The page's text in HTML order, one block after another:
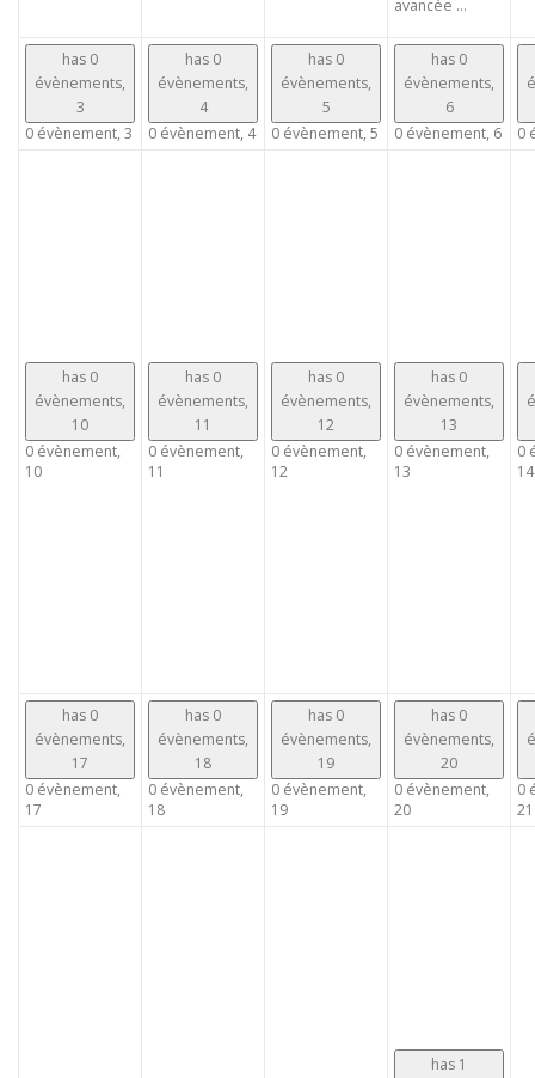
avancée ...
has 0
évènements,
3
0 évènement, 3
has 0
évènements,
4
0 évènement, 4
has 0
évènements,
5
0 évènement, 5
has 0
évènements,
6
0 évènement, 6 0
has 0
évènements,
10
0 évènement,
10
has 0
évènements,
11
0 évènement,
11
has 0
évènements,
12
0 évènement,
12
has 0
évènements,
13
0 évènement,
13
0
14
has 0
évènements,
17
0 évènement,
17
has 0
évènements,
18
0 évènement,
18
has 0
évènements,
19
0 évènement,
19
has 0
évènements,
20
0 évènement,
20
0
21
has 1